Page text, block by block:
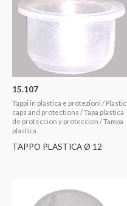
15.107
Tappi in plastica e protezioni / Plastic
caps and protections / Tapa plastica
de proteccion y proteccion / Tampa
plastica
TAPPO PLASTICA Ø 12